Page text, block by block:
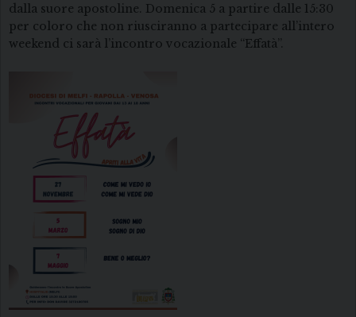
dalla suore apostoline. Domenica 5 a partire dalle 15:30
per coloro che non riusciranno a partecipare all’intero
weekend ci sarà l’incontro vocazionale “Effatà”.